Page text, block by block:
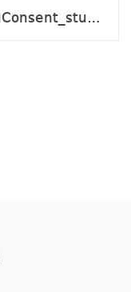
დანართი2_InformedConsent_student.applicant.pdf